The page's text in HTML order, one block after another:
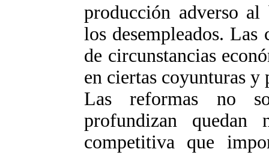
producción adverso al
los desempleados. Las
de circunstancias
en ciertas coyunturas y
Las reformas no
profundizan quedan
competitiva que